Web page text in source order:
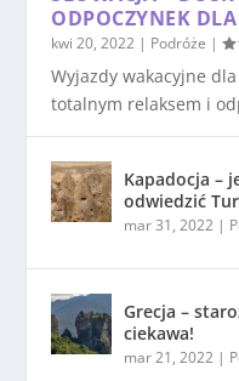
ODPOCZYNEK
kwi 20, 2022 | Podróże |
Wyjazdy wakacyjne
totalnym relaksem i
Kapadocja –
odwiedzić
mar 31, 2022 |
Grecja –
ciekawa!
mar 21, 2022 |